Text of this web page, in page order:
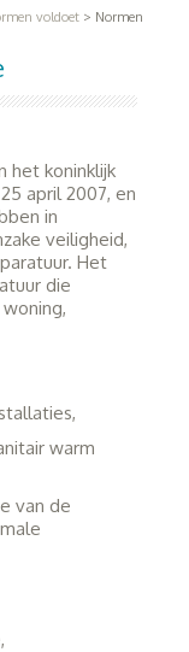
voldoet > Normen
het koninklijk
april 2007, en
in
veiligheid,
Het
die
warm
van de